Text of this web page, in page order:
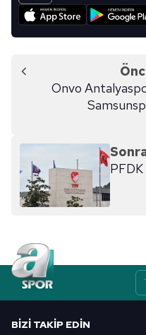
Onvo
PFDK
BIZI TAKIP EDIN